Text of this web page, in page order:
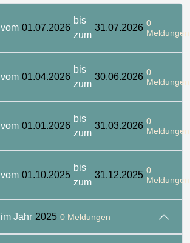
vom 01.07.2026
bis
zum
31.07.2026 0
Meldungen
vom 01.04.2026
bis
zum
30.06.2026 0
Meldungen
vom 01.01.2026
bis
zum
31.03.2026 0
Meldungen
vom 01.10.2025
bis
zum
31.12.2025 0
Meldungen
im Jahr 2025 0 Meldungen